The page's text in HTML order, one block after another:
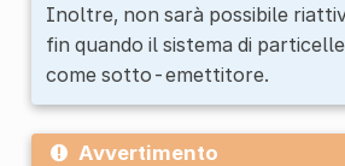
Inoltre, non sarà possibile
fin quando il sistema di
come sotto-emettitore.
Avvertimento